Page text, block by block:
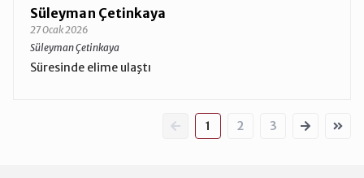
Süleyman Çetinkaya
27 Ocak 2026
Süleyman Çetinkaya
Süresinde elime ulaştı
1 2 3